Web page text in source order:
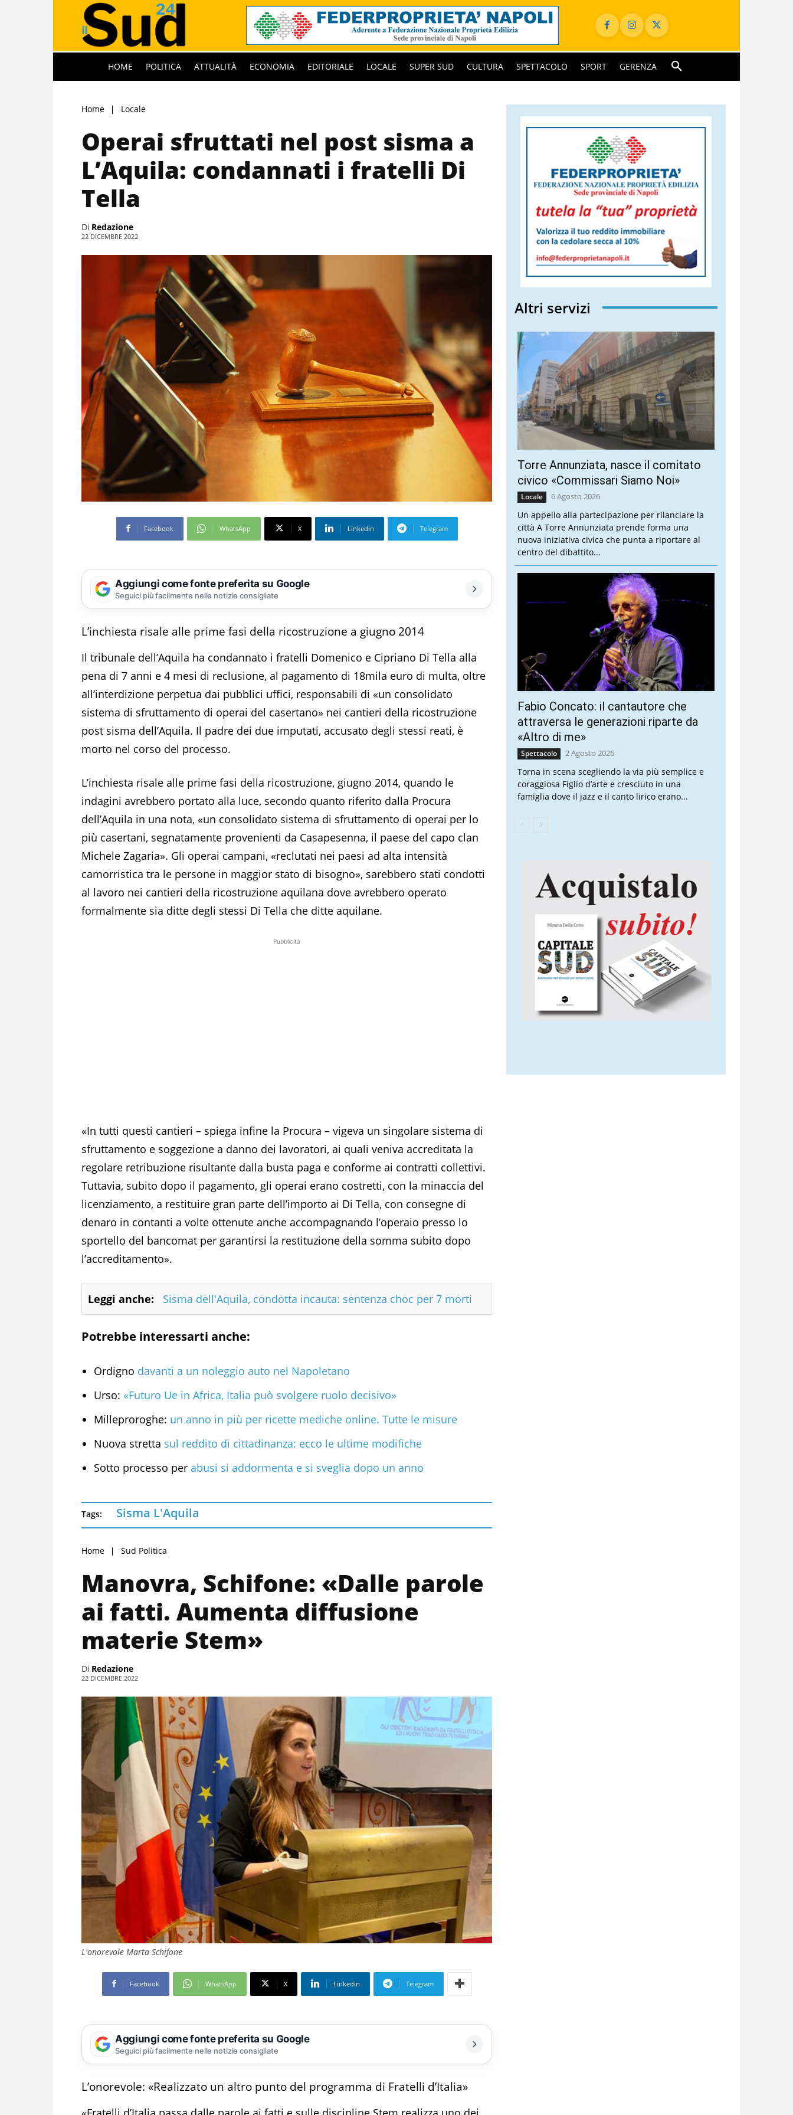
HOME POLITICA ATTUALITÀ ECONOMIA EDITORIALE LOCALE SUPER SUD CULTURA SPETTACOLO SPORT GERENZA
Home Locale
Operai sfruttati nel post sisma a
L’Aquila: condannati i fratelli Di
Tella
Di Redazione
22 DICEMBRE 2022
Facebook WhatsApp X Linkedin Telegram
Aggiungi come fonte preferita su Google
Seguici più facilmente nelle notizie consigliate
L’inchiesta risale alle prime fasi della ricostruzione a giugno 2014
Il tribunale dell’Aquila ha condannato i fratelli Domenico e Cipriano Di Tella alla
pena di 7 anni e 4 mesi di reclusione, al pagamento di 18mila euro di multa, oltre
all’interdizione perpetua dai pubblici uffici, responsabili di «un consolidato
sistema di sfruttamento di operai del casertano» nei cantieri della ricostruzione
post sisma dell’Aquila. Il padre dei due imputati, accusato degli stessi reati, è
morto nel corso del processo.
L’inchiesta risale alle prime fasi della ricostruzione, giugno 2014, quando le
indagini avrebbero portato alla luce, secondo quanto riferito dalla Procura
dell’Aquila in una nota, «un consolidato sistema di sfruttamento di operai per lo
più casertani, segnatamente provenienti da Casapesenna, il paese del capo clan
Michele Zagaria». Gli operai campani, «reclutati nei paesi ad alta intensità
camorristica tra le persone in maggior stato di bisogno», sarebbero stati condotti
al lavoro nei cantieri della ricostruzione aquilana dove avrebbero operato
formalmente sia ditte degli stessi Di Tella che ditte aquilane.
Pubblicità
«In tutti questi cantieri – spiega infine la Procura – vigeva un singolare sistema di
sfruttamento e soggezione a danno dei lavoratori, ai quali veniva accreditata la
regolare retribuzione risultante dalla busta paga e conforme ai contratti collettivi.
Tuttavia, subito dopo il pagamento, gli operai erano costretti, con la minaccia del
licenziamento, a restituire gran parte dell’importo ai Di Tella, con consegne di
denaro in contanti a volte ottenute anche accompagnando l’operaio presso lo
sportello del bancomat per garantirsi la restituzione della somma subito dopo
l’accreditamento».
Leggi anche: Sisma dell'Aquila, condotta incauta: sentenza choc per 7 morti
Potrebbe interessarti anche:
Ordigno davanti a un noleggio auto nel Napoletano
Urso: «Futuro Ue in Africa, Italia può svolgere ruolo decisivo»
Milleproroghe: un anno in più per ricette mediche online. Tutte le misure
Nuova stretta sul reddito di cittadinanza: ecco le ultime modifiche
Sotto processo per abusi si addormenta e si sveglia dopo un anno
Tags: Sisma L'Aquila
Home Sud Politica
Manovra, Schifone: «Dalle parole
ai fatti. Aumenta diffusione
materie Stem»
Di Redazione
22 DICEMBRE 2022
L'onorevole Marta Schifone
Facebook WhatsApp X Linkedin Telegram
Aggiungi come fonte preferita su Google
Seguici più facilmente nelle notizie consigliate
L’onorevole: «Realizzato un altro punto del programma di Fratelli d’Italia»
Altri servizi
Torre Annunziata, nasce il comitato
civico «Commissari Siamo Noi»
Locale 6 Agosto 2026
Un appello alla partecipazione per rilanciare la
città A Torre Annunziata prende forma una
nuova iniziativa civica che punta a riportare al
centro del dibattito...
Fabio Concato: il cantautore che
attraversa le generazioni riparte da
«Altro di me»
Spettacolo 2 Agosto 2026
Torna in scena scegliendo la via più semplice e
coraggiosa Figlio d’arte e cresciuto in una
famiglia dove il jazz e il canto lirico erano...